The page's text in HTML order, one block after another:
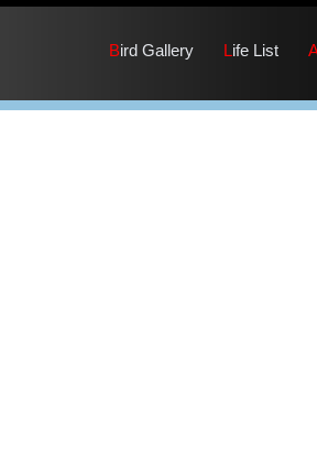
Bird Gallery Life List